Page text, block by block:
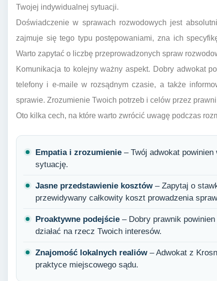
Twojej indywidualnej sytuacji.
Doświadczenie w sprawach rozwodowych jest
zajmuje się tego typu postępowaniami, zna ich
Warto zapytać o liczbę przeprowadzonych spraw
Komunikacja to kolejny ważny aspekt. Dobry adwokat
telefony i e-maile w rozsądnym czasie, a także
sprawie. Zrozumienie Twoich potrzeb i celów przez
Oto kilka cech, na które warto zwrócić uwagę podczas
Empatia i zrozumienie – Twój adwokat
sytuację.
Jasne przedstawienie kosztów– Zapytaj o
przewidywany całkowity koszt prowadzenia
Proaktywne podejście – Dobry prawnik
działać na rzecz Twoich interesów.
Znajomość lokalnych realiów– Adwokat z
praktyce miejscowego sądu.